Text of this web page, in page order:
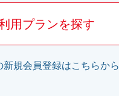
用プランを探す
規会員登録はこちらから